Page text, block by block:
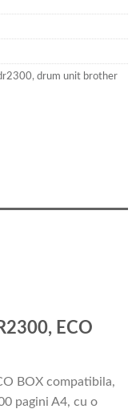
, drum unit brother
ECO
BOX compatibila,
pagini A4, cu o